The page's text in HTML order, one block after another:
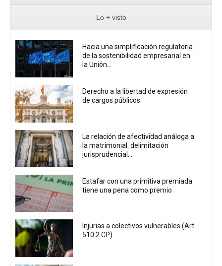
Lo + visto
Hacia una simplificación regulatoria
de la sostenibilidad empresarial en
la Unión...
Derecho a la libertad de expresión
de cargos públicos
La relación de afectividad análoga a
la matrimonial: delimitación
jurisprudencial...
Estafar con una primitiva premiada
tiene una pena como premio
Injurias a colectivos vulnerables (Art.
510.2 CP)